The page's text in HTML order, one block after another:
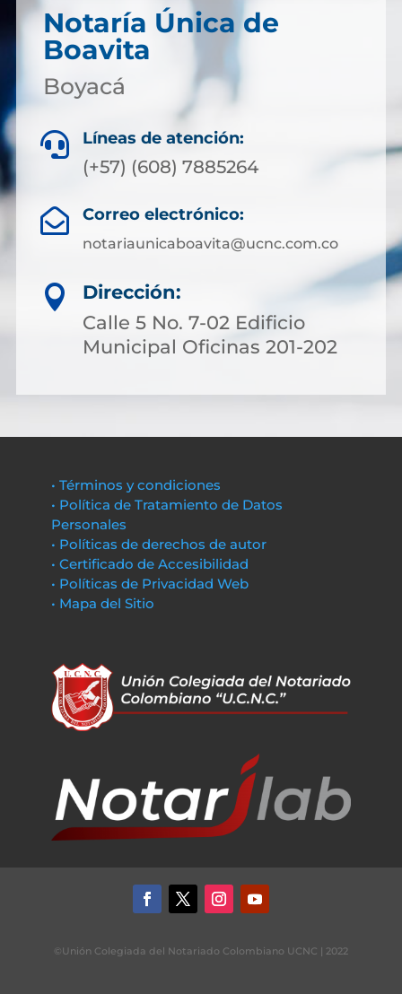
Notaría Única de
Boavita
Boyacá
 Líneas de atención:
(+57) (608) 7885264
 Correo electrónico:
notariaunicaboavita@ucnc.com.co

Dirección:
Calle 5 No. 7-02 Edificio
Municipal Oficinas 201-202
• Términos y condiciones
• Política de Tratamiento de Datos
Personales
• Políticas de derechos de autor
• Certificado de Accesibilidad
• Políticas de Privacidad Web
• Mapa del Sitio
©Unión Colegiada del Notariado Colombiano UCNC | 2022